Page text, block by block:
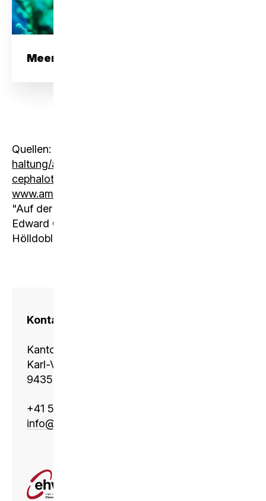
Meerwasseraquarium
Quellen:
haltung/ameisen/blattschneiderameisen-atta-
cephalotes
www.ameisenwiki.de/index.php/Atta_cephalotes
"Auf der Spur der Ameisen" (Bert Hölldobler,
Edward O. Wilson), "Der Superorganismus" (Bert
Hölldobler, Edward O. Wilson)
Kontakt
Kantonsschule Heerbrugg
Karl-Völker-Strasse 11
9435 Heerbrugg
+41 58 228 11 01
info@